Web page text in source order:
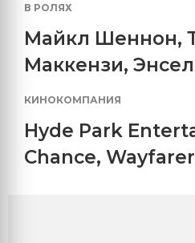
В РОЛЯХ
Майкл Шеннон,
Маккензи,
КИНОКОМПАНИЯ
Hyde Park
Chance,